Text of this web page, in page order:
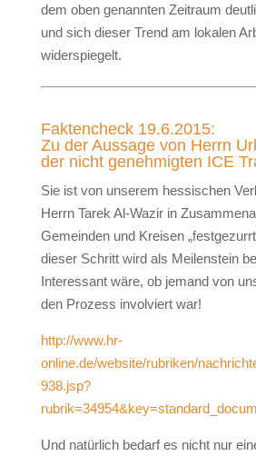
dem oben genannten Zeitraum
und sich dieser Trend am lokalen
widerspiegelt.
Faktencheck 19.6.2015:
Zu der Aussage von Herrn
der nicht genehmigten ICE
Sie ist von unserem hessischen
Herrn Tarek Al-Wazir in
Gemeinden und Kreisen
dieser Schritt wird als Meilenstein
Interessant wäre, ob jemand von
den Prozess involviert war!
http://www.hr-
online.de/website/rubriken/
938.jsp?
Und natürlich bedarf es nicht nur